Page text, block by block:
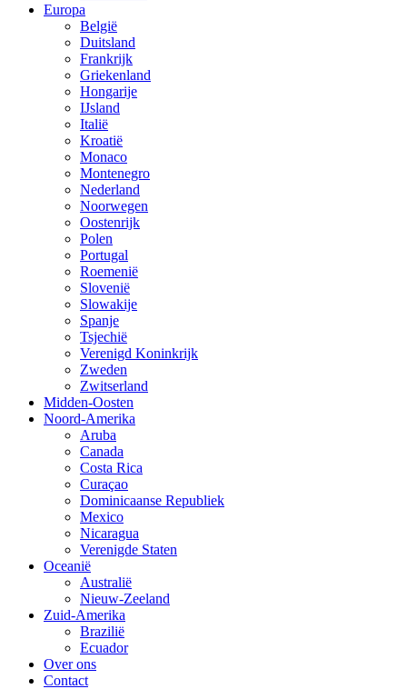
Europa
België
Duitsland
Frankrijk
Griekenland
Hongarije
IJsland
Italië
Kroatië
Monaco
Montenegro
Nederland
Noorwegen
Oostenrijk
Polen
Portugal
Roemenië
Slovenië
Slowakije
Spanje
Tsjechië
Verenigd Koninkrijk
Zweden
Zwitserland
Midden-Oosten
Noord-Amerika
Aruba
Canada
Costa Rica
Curaçao
Dominicaanse Republiek
Mexico
Nicaragua
Verenigde Staten
Oceanië
Australië
Nieuw-Zeeland
Zuid-Amerika
Brazilië
Ecuador
Over ons
Contact